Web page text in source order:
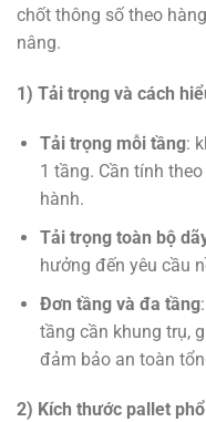
chốt thông số theo
nâng.
1) Tải trọng và cách
Tải trọng mỗi tầng:
1 tầng. Cần tính
hành.
Tải trọng toàn bộ
hưởng đến yêu cầu
Đơn tầng và đa tầng
tầng cần khung trụ,
đảm bảo an toàn
2) Kích thước pallet